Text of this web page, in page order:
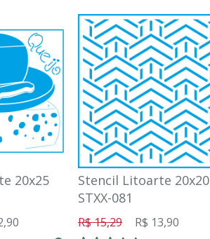
20x25
Stencil Litoarte 20x20
STXX-081
R$ 15,29 R$ 13,90